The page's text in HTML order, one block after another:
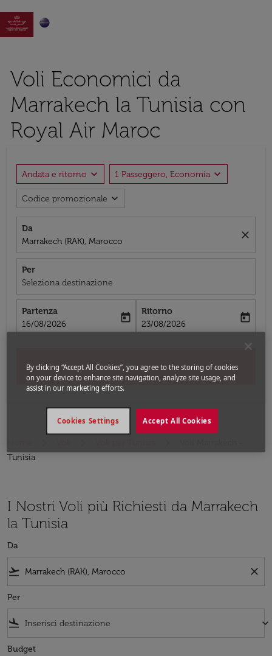

Voli Economici da
Marrakech la Tunisia con
Royal Air Maroc
Andata e ritorno expand_more 1 Passeggero, Economia expand_more
Codice promozionale expand_more
Da
Marrakech (RAK), Marocco
close
Per
Seleziona destinazione
Partenza
fc-booking-departure-date-aria-label
16/08/2026
today
Ritorno
fc-booking-return-date-aria-label
23/08/2026
today
Cerca
Tunisia
I Nostri Voli più Richiesti da Marrakech
la Tunisia
Da
flight_takeoff close
Per
flight_land keyboard_arrow_down
Budget
By clicking “Accept All Cookies”, you agree to the storing of cookies
on your device to enhance site navigation, analyze site usage, and
assist in our marketing efforts.
Accept All Cookies
Cookies Settings